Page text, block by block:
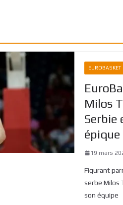
EUROBASKET
Milos
Serbie
épique
19 mars
Figurant
serbe Milos
son équipe